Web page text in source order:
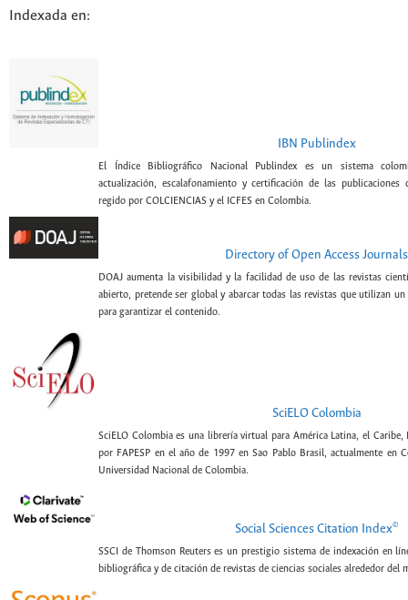
Indexada en:
IBN Publindex
El Índice Bibliográfico Nacional Publindex es un sistema
actualización, escalafonamiento y certificación de las publicaciones
regido por COLCIENCIAS y el ICFES en Colombia.
Directory of Open Access Journals
DOAJ aumenta la visibilidad y la facilidad de uso de las revistas
abierto, pretende ser global y abarcar todas las revistas que utilizan
para garantizar el contenido.
SciELO Colombia
SciELO Colombia es una librería virtual para América Latina, el Caribe,
por FAPESP en el año de 1997 en Sao Pablo Brasil, actualmente en
Universidad Nacional de Colombia.
Social Sciences Citation Index©
SSCI de Thomson Reuters es un prestigio sistema de indexación en
bibliográfica y de citación de revistas de ciencias sociales alrededor del